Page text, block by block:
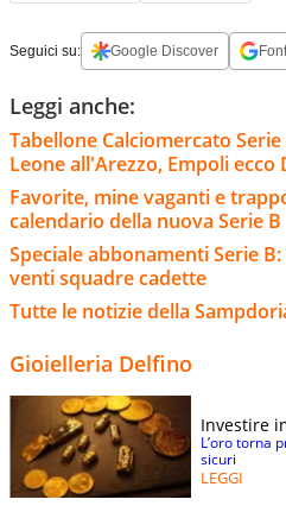
Seguici su: Google Discover
Leggi anche:
Tabellone Calciomercato
Leone all'Arezzo, Empoli ecco
Favorite, mine vaganti e
calendario della nuova Serie B
Speciale abbonamenti Serie
venti squadre cadette
Tutte le notizie della
Gioielleria Delfino
Investire
L’oro torna
sicuri
LEGGI